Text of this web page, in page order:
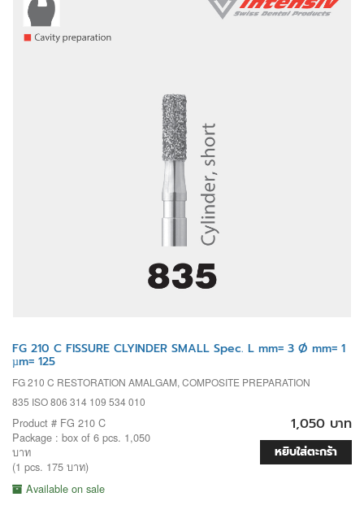
FG 210 C FISSURE CLYINDER SMALL Spec. L mm= 3 Ø mm= 1
µm= 125
FG 210 C RESTORATION AMALGAM, COMPOSITE PREPARATION
835 ISO 806 314 109 534 010
Product # FG 210 C
Package : box of 6 pcs. 1,050
บาท
(1 pcs. 175 บาท)
Available on sale
1,050 บาท
หยิบใส่ตะกร้า